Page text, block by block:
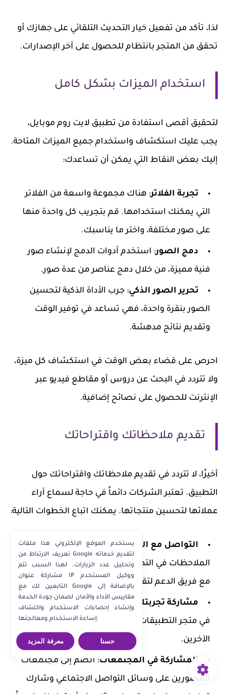
لذا، تأكد من تفعيل خيار التحديث التلقائي على جهازك أو
تحقق من المتجر بانتظام للحصول على آخر الإصدارات.
استخدام الميزات بشكل كامل
لتحقيق أقصى استفادة من تطبيق لايت روم موبايل،
يجب عليك استكشاف واستخدام جميع الميزات المتاحة.
إليك بعض النقاط التي يمكن أن تساعدك:
تجربة الفلاتر: هناك مجموعة واسعة من الفلاتر
التي يمكنك استخدامها. قم بتجريب كل واحدة منها
على صور مختلفة، واختر ما يناسبك.
دمج الصور: استخدم أدوات الدمج لإنشاء صور
فنية مميزة، من خلال دمج عناصر من عدة صور.
تحرير الصور الذكي: جرب الأداة الذكية لتحسين
الصور بنقرة واحدة، فهي تساعد في توفير الوقت
وتقديم نتائج مدهشة.
احرص على قضاء بعض الوقت في استكشاف كل ميزة،
ولا تتردد في البحث عن دروس أو مقاطع فيديو عبر
الإنترنت للحصول على نصائح إضافية.
تقديم ملاحظاتك واقتراحاتك
أخيرًا، لا تتردد في تقديم ملاحظاتك واقتراحاتك حول
التطبيق. تعتبر الشركات دائماً في حاجة لسماع آراء
عملائها لتحسين منتجاتها. يمكنك اتباع الخطوات التالية:
التواصل مع الدعم: ابحث عن قسم الدعم أو
الملاحظات في التطبيق. هناك عادةً خيارات للتواصل
مع فريق الدعم لتقديم ملاحظاتك.
مشاركة تجربتك
: يمكن أن تكون مراجعتك القيمة
في متجر التطبيقات بمثابة مصدر مفيد للمستخدمين
الآخرين.
المشاركة في المجتمعات: انضم إلى مجتمعات
المصورين على وسائل التواصل الاجتماعي وشارك
يستخدم الموقع الإلكتروني هذا ملفات
تعريف الارتباط من Google لتقديم خدماته
وتحليل عدد الزيارات. لهذا السبب تتم
مشاركة عنوان IP ووكيل المستخدم
التابعين لك مع Google بالإضافة إلى
مقاييس الأداء والأمان لضمان جودة الخدمة
وإنشاء إحصاءات الاستخدام واكتشاف
إساءة الاستخدام ومعالجتها.
معرفة المزيد حسنا